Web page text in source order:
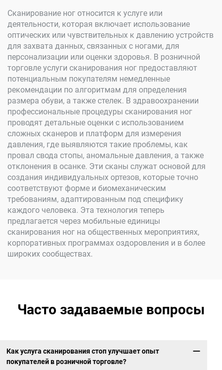
Сканирование ног относится к услуге или
деятельности, которая включает использование
оптических или чувствительных к давлению устройств
для захвата данных, связанных с ногами, для
персонализации или оценки здоровья. В розничной
торговле услуги сканирования ног предоставляют
потенциальным покупателям немедленные
рекомендации по алгоритмам для определения
размера обуви, а также стелек. В здравоохранении
профессиональные процедуры сканирования ног
проводят детальные оценки с использованием
сложных сканеров и платформ для измерения
давления, где выявляются такие проблемы, как
провал свода стопы, аномальные давления, а также
отклонения в осанке. Эти сканы служат основой для
создания индивидуальных ортезов, которые точно
соответствуют форме и биомеханическим
требованиям, адаптированным под специфику
каждого человека. Эта технология теперь
предлагается через мобильные единицы
сканирования ног на общественных мероприятиях,
корпоративных программах оздоровления и в более
широких сообществах.
Часто задаваемые вопросы
Как услуга сканирования стоп улучшает опыт
покупателей в розничной торговле?